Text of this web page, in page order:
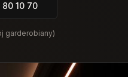
10 70
garderobiany)